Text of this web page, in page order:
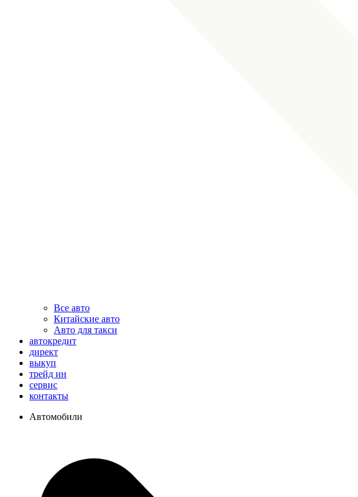
Все авто
Китайские авто
Авто для такси
автокредит
директ
выкуп
трейд ин
сервис
контакты
Автомобили